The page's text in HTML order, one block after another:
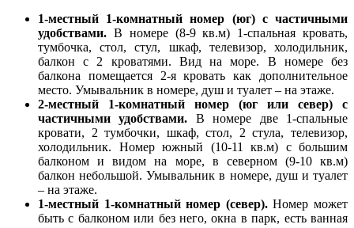
1-местный 1-комнатный номер (юг) с частичными
удобствами. В номере (8-9 кв.м) 1-спальная кровать,
тумбочка, стол, стул, шкаф, телевизор, холодильник,
балкон с 2 кроватями. Вид на море. В номере без
балкона помещается 2-я кровать как дополнительное
место. Умывальник в номере, душ и туалет – на этаже.
2-местный 1-комнатный номер (юг или север) с
частичными удобствами. В номере две 1-спальные
кровати, 2 тумбочки, шкаф, стол, 2 стула, телевизор,
холодильник. Номер южный (10-11 кв.м) с большим
балконом и видом на море, в северном (9-10 кв.м)
балкон небольшой. Умывальник в номере, душ и туалет
– на этаже.
1-местный 1-комнатный номер (север).Номер может
быть с балконом или без него, окна в парк, есть ванная